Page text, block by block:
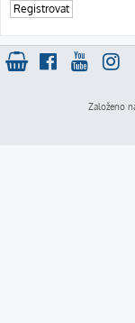
Registrovat
Založeno